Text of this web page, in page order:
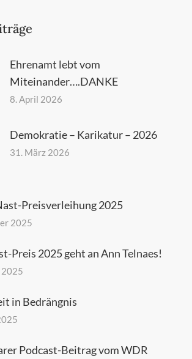
Ehrenamt lebt vom
Miteinander….DANKE
8. April 2026
Demokratie – Karikatur – 2026
31. März 2026
Preisverleihung 2025
2025
Preis 2025 geht an Ann Telnaes!
2025
in Bedrängnis
Podcast-Beitrag vom WDR